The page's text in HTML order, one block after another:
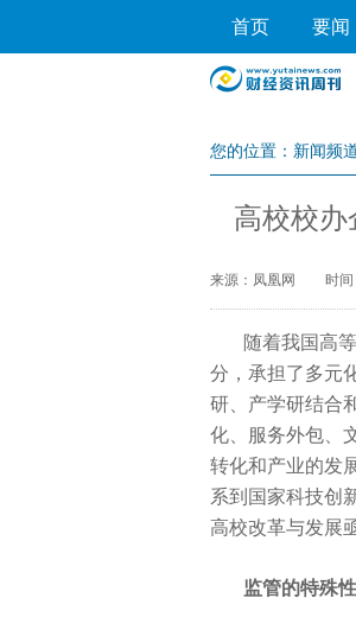
首页 要闻
您的位置： 新闻频
高校校办
来源：凤凰网 时
随着我国高
分，承担了多元
研、产学研结合
化、服务外包、
转化和产业的发
系到 国家科技创
高校改革与发展
监管的特殊